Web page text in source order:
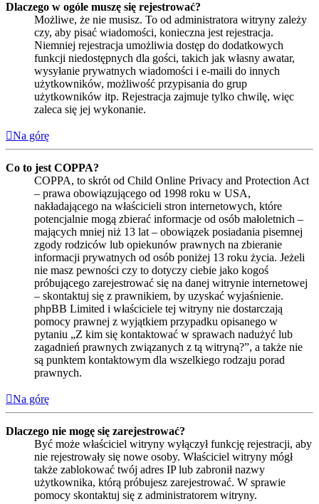
Dlaczego w ogóle muszę się rejestrować?
Możliwe, że nie musisz. To od administratora witryny zależy
czy, aby pisać wiadomości, konieczna jest rejestracja.
Niemniej rejestracja umożliwia dostęp do dodatkowych
funkcji niedostępnych dla gości, takich jak własny awatar,
wysyłanie prywatnych wiadomości i e-maili do innych
użytkowników, możliwość przypisania do grup
użytkowników itp. Rejestracja zajmuje tylko chwilę, więc
zaleca się jej wykonanie.
Na górę
Co to jest COPPA?
COPPA, to skrót od Child Online Privacy and Protection Act
– prawa obowiązującego od 1998 roku w USA,
nakładającego na właścicieli stron internetowych, które
potencjalnie mogą zbierać informacje od osób małoletnich –
mających mniej niż 13 lat – obowiązek posiadania pisemnej
zgody rodziców lub opiekunów prawnych na zbieranie
informacji prywatnych od osób poniżej 13 roku życia. Jeżeli
nie masz pewności czy to dotyczy ciebie jako kogoś
próbującego zarejestrować się na danej witrynie internetowej
– skontaktuj się z prawnikiem, by uzyskać wyjaśnienie.
phpBB Limited i właściciele tej witryny nie dostarczają
pomocy prawnej z wyjątkiem przypadku opisanego w
pytaniu „Z kim się kontaktować w sprawach nadużyć lub
zagadnień prawnych związanych z tą witryną?”, a także nie
są punktem kontaktowym dla wszelkiego rodzaju porad
prawnych.
Na górę
Dlaczego nie mogę się zarejestrować?
Być może właściciel witryny wyłączył funkcję rejestracji, aby
nie rejestrowały się nowe osoby. Właściciel witryny mógł
także zablokować twój adres IP lub zabronił nazwy
użytkownika, którą próbujesz zarejestrować. W sprawie
pomocy skontaktuj się z administratorem witryny.